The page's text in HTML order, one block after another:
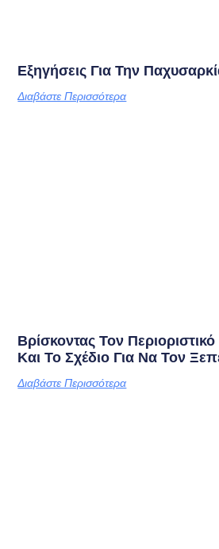
Εξηγήσεις Για Την
Διαβάστε Περισσότερα
Βρίσκοντας Τον
Και Το Σχέδιο Για Να Τον
Διαβάστε Περισσότερα